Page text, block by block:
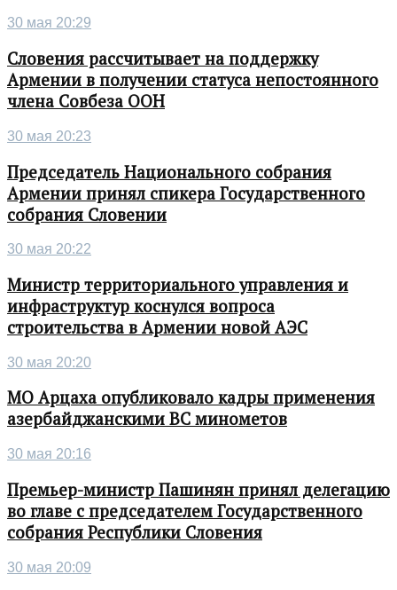
30 мая 20:29
Словения рассчитывает на поддержку
Армении в получении статуса непостоянного
члена Совбеза ООН
30 мая 20:23
Председатель Национального собрания
Армении принял спикера Государственного
собрания Словении
30 мая 20:22
Министр территориального управления и
инфраструктур коснулся вопроса
строительства в Армении новой АЭС
30 мая 20:20
МО Арцаха опубликовало кадры применения
азербайджанскими ВС минометов
30 мая 20:16
Премьер-министр Пашинян принял делегацию
во главе с председателем Государственного
собрания Республики Словения
30 мая 20:09